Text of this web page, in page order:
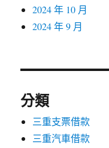
2024 年 10 月
2024 年 9 月
分類
三重支票借款
三重汽車借款